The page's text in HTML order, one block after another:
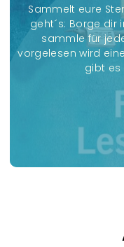
u
Sammelt eure
geht´s: Borge dir
sammle für
vorgelesen wird
gibt es